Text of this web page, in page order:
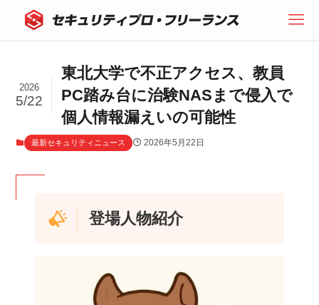
東北大学で不正アクセス、教員
PC踏み台に治験NASまで侵入で
個人情報漏えいの可能性
2026
5/22
最新セキュリティニュース 2026年5月22日
登場人物紹介